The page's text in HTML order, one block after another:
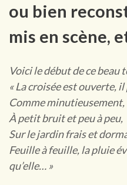
ou bien
mis en scène,
Voici le début de ce beau
« La croisée est ouverte,
Comme minutieusement,
À petit bruit et peu à peu,
Sur le jardin frais et
Feuille à feuille, la pluie
qu’elle… »